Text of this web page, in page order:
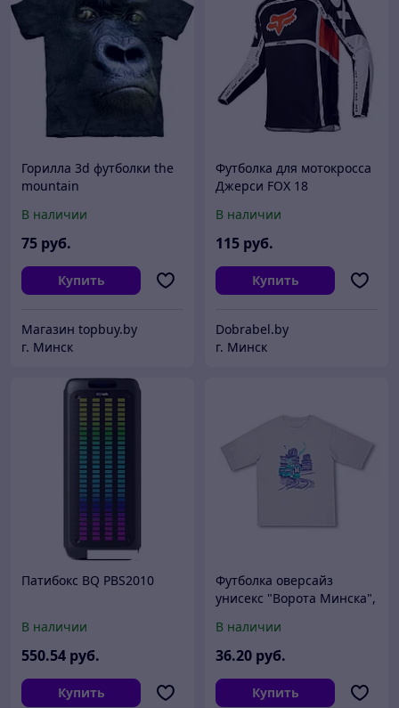
Горилла 3d футболки the
mountain
В наличии
75 руб.
Купить
Магазин topbuy.by
г. Минск
Футболка для мотокросса
Джерси FOX 18
В наличии
115 руб.
Купить
Dobrabel.by
г. Минск
Патибокс BQ PBS2010
В наличии
550.54 руб.
Купить
Футболка оверсайз
унисекс "Ворота Минска",
В наличии
36.20 руб.
Купить